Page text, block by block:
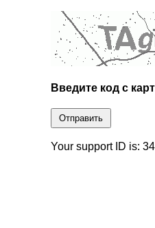
Введите код с
Отправить
Your support ID is: